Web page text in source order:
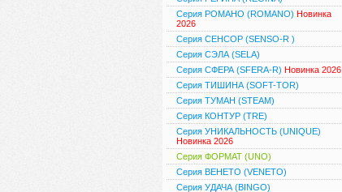
Серия РОМАНО (ROMANO) Новинка
2026
Серия СЕНСОР (SENSO-R )
Серия СЭЛА (SELA)
Серия СФЕРА (SFERA-R) Новинка 2026
Серия ТИШИНА (SOFT-TOR)
Серия ТУМАН (STEAM)
Серия КОНТУР (TRE)
Серия УНИКАЛЬНОСТЬ (UNIQUE)
Новинка 2026
Серия ФОРМАТ (UNO)
Серия ВЕНЕТО (VENETO)
Серия УДАЧА (BINGO)